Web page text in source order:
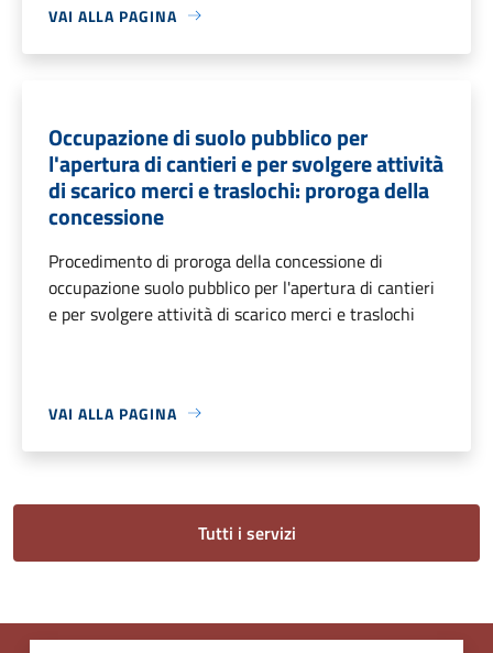
VAI ALLA PAGINA
Occupazione di suolo pubblico per
l'apertura di cantieri e per svolgere attività
di scarico merci e traslochi: proroga della
concessione
Procedimento di proroga della concessione di
occupazione suolo pubblico per l'apertura di cantieri
e per svolgere attività di scarico merci e traslochi
VAI ALLA PAGINA
Tutti i servizi